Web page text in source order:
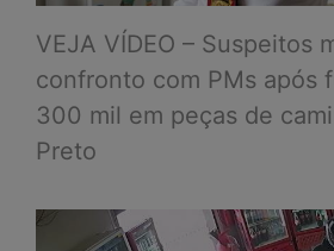
VEJA VÍDEO – Suspeitos
confronto com PMs após
300 mil em peças de
Preto